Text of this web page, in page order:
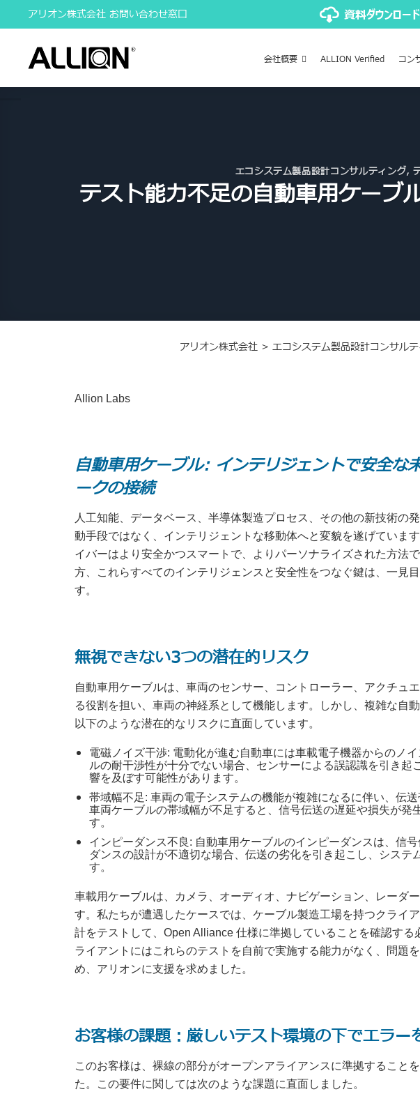
to
content
アリオン株式会社 お問い合わせ窓口
会社概要 ALLION Verified コン
エコシステム製品設計コンサルティング,
テスト能力不足の自動車用ケーブ
アリオン株式会社> エコシステム製品設計コンサル
Allion Labs
自動車用ケーブル: インテリジェントで安全な
ークの接続
人工知能、データベース、半導体製造プロセス、その他の新技術の
動手段ではなく、インテリジェントな移動体へと変貌を遂げていま
イバーはより安全かつスマートで、よりパーソナライズされた方法
方、これらすべてのインテリジェンスと安全性をつなぐ鍵は、一見
す。
無視できない3つの潜在的リスク
自動車用ケーブルは、車両のセンサー、コントローラー、アクチュ
る役割を担い、車両の神経系として機能します。しかし、複雑な自
以下のような潜在的なリスクに直面しています。
電磁ノイズ干渉: 電動化が進む自動車には車載電子機器からのノ
ルの耐干渉性が十分でない場合、センサーによる誤認識を引き起
響を及ぼす可能性があります。
帯域幅不足: 車両の電子システムの機能が複雑になるに伴い、伝
車両ケーブルの帯域幅が不足すると、信号伝送の遅延や損失が発
す。
インピーダンス不良: 自動車用ケーブルのインピーダンスは、信
ダンスの設計が不適切な場合、伝送の劣化を引き起こし、システ
す。
車載用ケーブルは、カメラ、オーディオ、ナビゲーション、レーダ
す。私たちが遭遇したケースでは、ケーブル製造工場を持つクライ
計をテストして、Open Alliance 仕様に準拠していることを確認する
ライアントにはこれらのテストを自前で実施する能力がなく、問題
め、アリオンに支援を求めました。
お客様の課題：厳しいテスト環境の下でエラー
このお客様は、裸線の部分がオープンアライアンスに準拠すること
た。この要件に関しては次のような課題に直面しました。